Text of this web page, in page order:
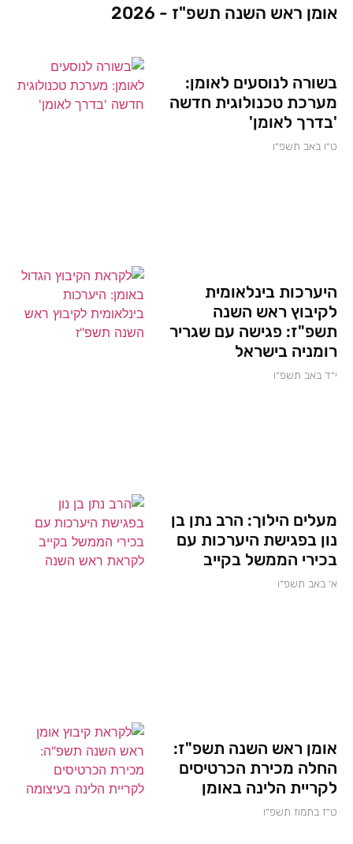
אומן ראש השנה תשפ"ז - 2026
בשורה לנוסעים לאומן:
מערכת טכנולוגית חדשה
'בדרך לאומן'
ט״ו באב תשפ״ו
היערכות בינלאומית
לקיבוץ ראש השנה
תשפ"ז: פגישה עם שגריר
רומניה בישראל
י״ד באב תשפ״ו
מעלים הילוך: הרב נתן בן
נון בפגישת היערכות עם
בכירי הממשל בקייב
א׳ באב תשפ״ו
אומן ראש השנה תשפ"ז:
החלה מכירת הכרטיסים
לקריית הלינה באומן
ט״ז בתמוז תשפ״ו